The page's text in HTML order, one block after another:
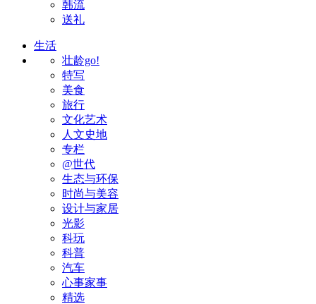
韩流
送礼
生活
壮龄go!
特写
美食
旅行
文化艺术
人文史地
专栏
@世代
生态与环保
时尚与美容
设计与家居
光影
科玩
科普
汽车
心事家事
精选